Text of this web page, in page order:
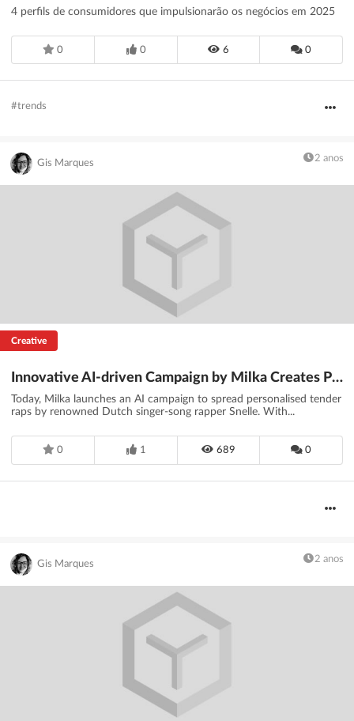
4 perfils de consumidores que impulsionarão os negócios em 2025
0 0 6 0
#trends
Gis Marques 2 anos
Creative
Innovative AI-driven Campaign by Milka Creates Personalised Songs by Dutch Singer-song rapper Snelle
Today, Milka launches an AI campaign to spread personalised tender
raps by renowned Dutch singer-song rapper Snelle. With...
0 1 689 0
Gis Marques 2 anos